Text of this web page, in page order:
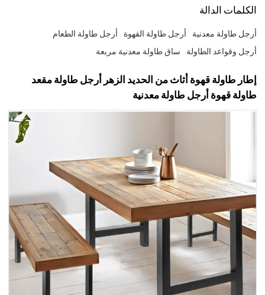
الكلمات الدالة
أرجل طاولة معدنية أرجل طاولة القهوة
أرجل طاولة الطعام
أرجل وقواعد الطاولة
ساق طاولة معدنية مربعة
إطار طاولة قهوة أثاث من الحديد الزهر أرجل طاولة مقعد
طاولة قهوة أرجل طاولة معدنية